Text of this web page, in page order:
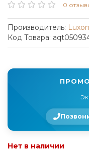
0
Производитель: Luxon
Код Товара:
Нет в наличии